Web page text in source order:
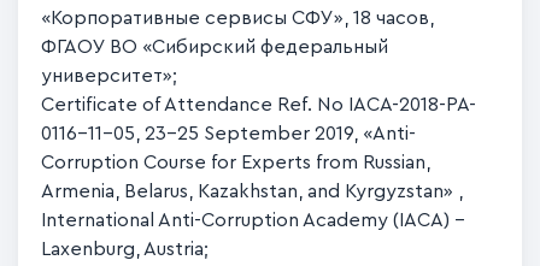
«Корпоративные сервисы СФУ», 18 часов,
ФГАОУ ВО «Сибирский федеральный
университет»;
Certificate of Attendance Ref. No IACA-2018-PA-
0116-11-05, 23-25 September 2019, «Anti-
Corruption Course for Experts from Russian,
Armenia, Belarus, Kazakhstan, and Kyrgyzstan» ,
International Anti-Corruption Academy (IACA) -
Laxenburg, Austria;